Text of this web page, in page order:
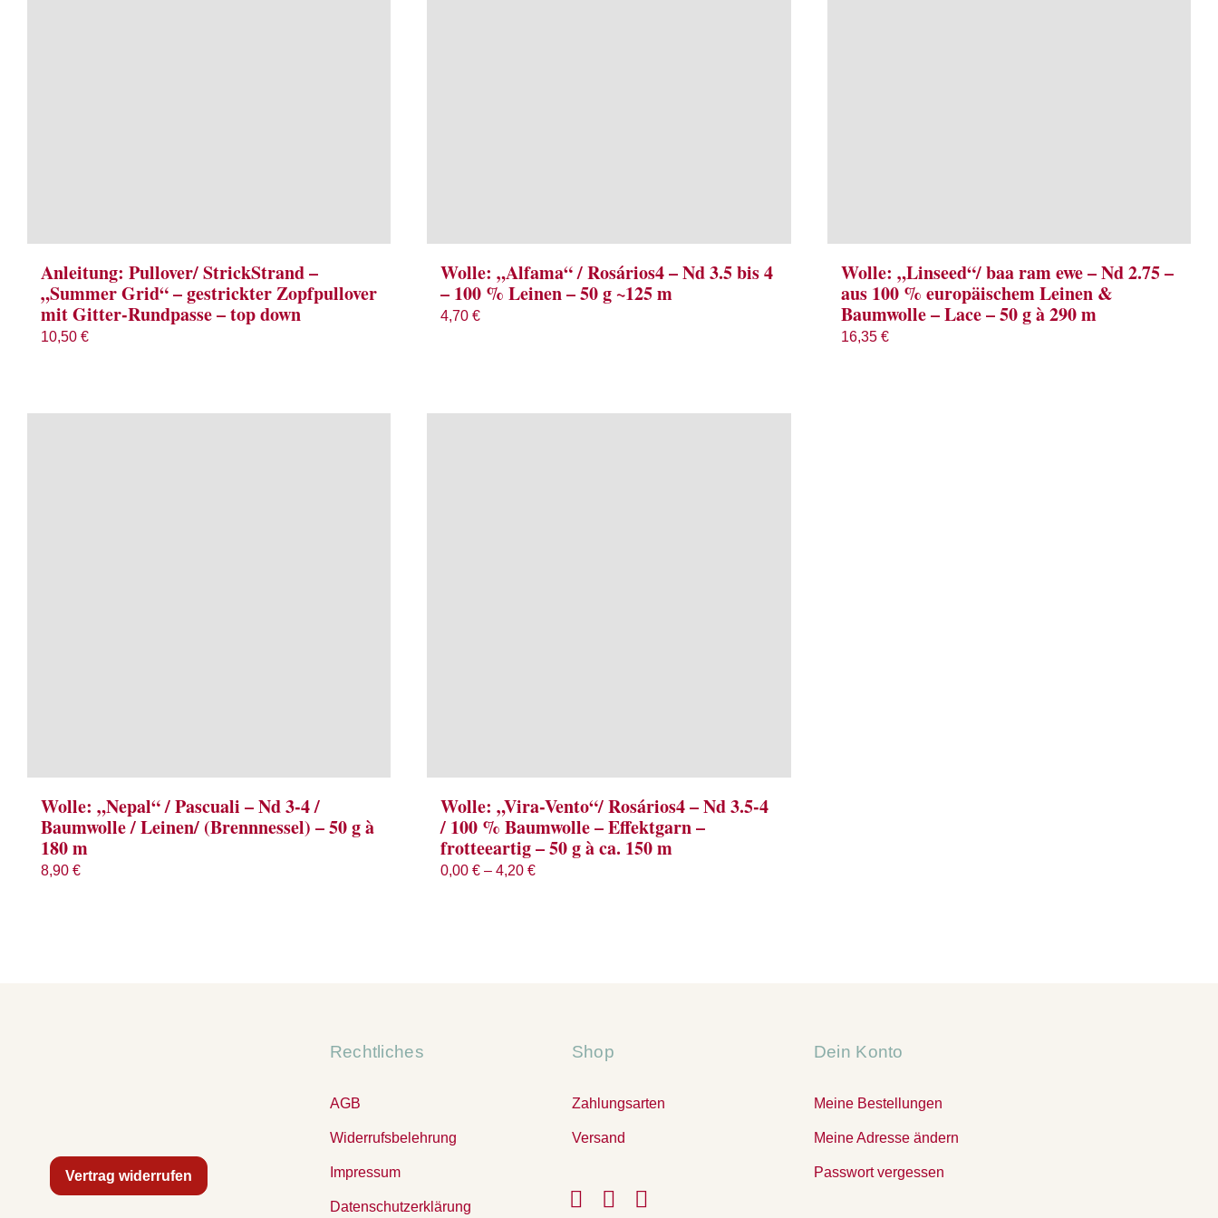
Anleitung: Pullover/ StrickStrand –
„Summer Grid“ – gestrickter Zopfpullover
mit Gitter-Rundpasse – top down
10,50 €
Wolle: „Alfama“ / Rosários4 – Nd 3.5 bis 4
– 100 % Leinen – 50 g ~125 m
4,70€
Wolle: „Linseed“/ baa ram ewe – Nd 2.75 –
aus 100 % europäischem Leinen &
Baumwolle – Lace – 50 g à 290 m
16,35 €
Wolle: „Nepal“ / Pascuali – Nd 3-4 /
Baumwolle / Leinen/ (Brennnessel) – 50 g à
180 m
8,90 €
Wolle: „Vira-Vento“/ Rosários4 – Nd 3.5-4
/ 100 % Baumwolle – Effektgarn –
frotteeartig – 50 g à ca. 150 m
0,00€ –4,20€
Vertrag widerrufen
Rechtliches
AGB
Widerrufsbelehrung
Impressum
Datenschutzerklärung
Shop
Zahlungsarten
Versand
Dein Konto
Meine Bestellungen
Meine Adresse ändern
Passwort vergessen